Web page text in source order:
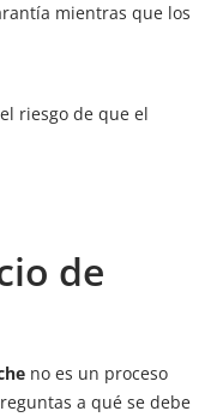
mientras que los
riesgo de que el
de
no es un proceso
a qué se debe